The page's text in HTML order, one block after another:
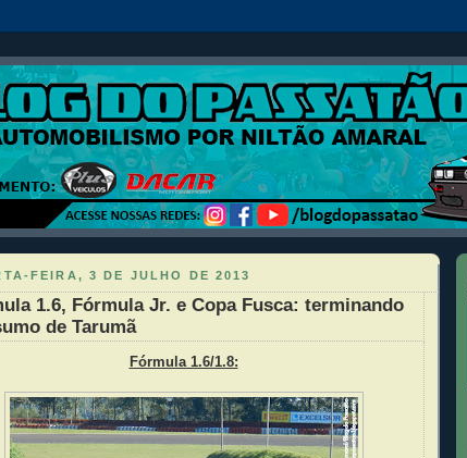
FEIRA, 3 DE JULHO DE 2013
1.6, Fórmula Jr. e Copa Fusca: terminando
de Tarumã
Fórmula 1.6/1.8: